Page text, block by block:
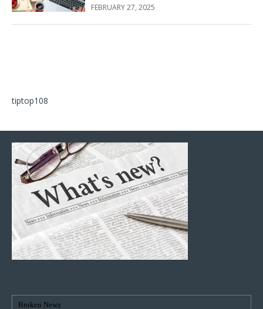
FEBRUARY 27, 2025
tiptop108
Broken Newz